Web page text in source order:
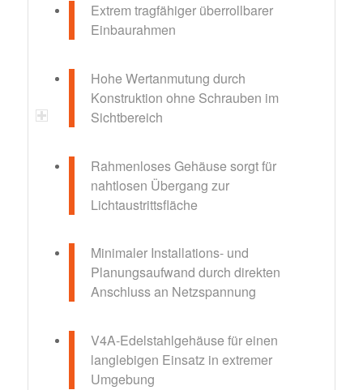
Extrem tragfähiger überrollbarer
Einbaurahmen
Hohe Wertanmutung durch
Konstruktion ohne Schrauben im
Sichtbereich
Rahmenloses Gehäuse sorgt für
nahtlosen Übergang zur
Lichtaustrittsfläche
Minimaler Installations- und
Planungsaufwand durch direkten
Anschluss an Netzspannung
V4A-Edelstahlgehäuse für einen
langlebigen Einsatz in extremer
Umgebung